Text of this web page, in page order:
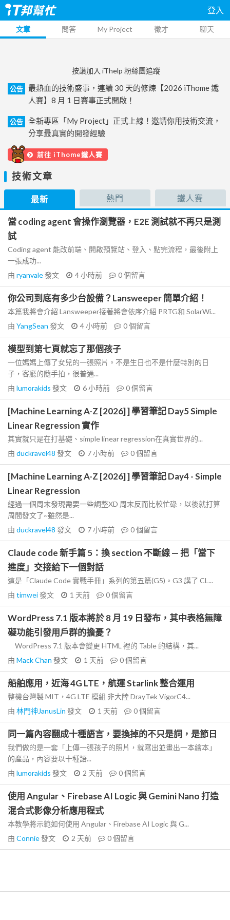
登入
文章 問答 My Project 徵才 聊天
按讚加入 iThelp 粉絲團追蹤
公告
最熱血的技術盛事，連續 30 天的修煉【2026 iThome 鐵
人賽】8 月 1 日賽事正式開啟！
公告
全新專區「My Project」正式上線！邀請你用技術交流，
分享最真實的開發經驗
前往 iThome鐵人賽
技術文章
最新 熱門 鐵人賽
當 coding agent 會操作瀏覽器，E2E 測試就不再只是測
試
Coding agent 能改前端、開啟預覽站、登入、點完流程，最後附上
一張成功...
由 ryanvale發文 4 小時前 0個留言
你公司到底有多少台設備？Lansweeper 簡單介紹！
本篇我將會介紹 Lansweeper接著將會依序介紹 PRTG和 SolarWi...
由 YangSean 發文 4 小時前 0個留言
模型到第七頁就忘了那個孩子
一位媽媽上傳了女兒的一張照片。不是生日也不是什麼特別的日
子，客廳的隨手拍，很普通...
由 lumorakids 發文 6 小時前 0個留言
[Machine Learning A-Z [2026] ] 學習筆記 Day5 Simple
Linear Regression 實作
其實就只是在打基礎、simple linear regression在真實世界的...
由 duckravel48 發文 7 小時前 0個留言
[Machine Learning A-Z [2026] ] 學習筆記 Day4 - Simple
Linear Regression
經過一個周末發現需要一些調整XD 周末反而比較忙碌，以後就打算
周間發文了~雖然是...
由 duckravel48 發文 7 小時前 0個留言
Claude code 新手篇 5：換 section 不斷線 — 把「當下
進度」交接給下一個對話
這是「Claude Code 實戰手冊」系列的第五篇(G5)。G3 講了 CL...
由 timwei發文 1 天前 0個留言
WordPress 7.1 版本將於 8 月 19 日發布，其中表格無障
礙功能引發用戶群的擔憂？
WordPress 7.1 版本會變更 HTML 裡的 Table 的結構，其...
由 Mack Chan 發文 1 天前 0個留言
船舶應用，近海 4G LTE，航運 Starlink 整合運用
整機台灣製 MIT，4G LTE 模組 非大陸 DrayTek VigorC4...
由 林門神JanusLin 發文 1 天前 0個留言
同一篇內容翻成十種語言，要換掉的不只是詞，是節日
我們做的是一套「上傳一張孩子的照片，就寫出並畫出一本繪本」
的產品，內容要以十種語...
由 lumorakids 發文 2 天前 0個留言
使用 Angular、Firebase AI Logic 與 Gemini Nano 打造
混合式影像分析應用程式
本教學將示範如何使用 Angular、Firebase AI Logic 與 G...
由 Connie發文 2 天前 0個留言